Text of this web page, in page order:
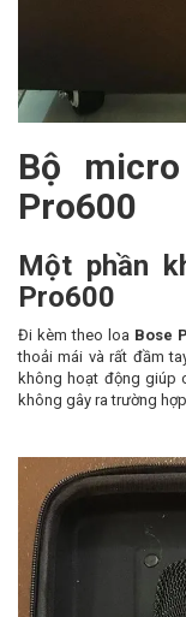
Bộ
Pro600
Một phần
Pro600
Đi kèm theo loa Bose
thoải mái và rất đầm
không hoạt động giúp
không gây ra trường